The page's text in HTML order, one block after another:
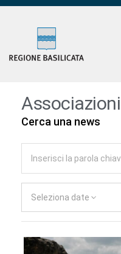
Cerca una news
Seleziona date